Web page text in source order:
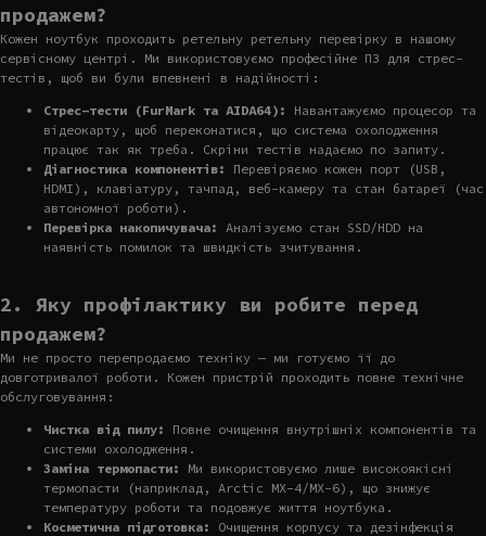
продажем?
Кожен ноутбук проходить ретельну ретельну перевірку в нашому
сервісному центрі. Ми використовуємо професійне ПЗ для стрес-
тестів, щоб ви були впевнені в надійності:
Стрес-тести (FurMark та AIDA64):
Навантажуємо процесор та
відеокарту, щоб переконатися, що система охолодження
працює так як треба. Скріни тестів надаємо по запиту.
Діагностика компонентів:
Перевіряємо кожен порт (USB,
HDMI), клавіатуру, тачпад, веб-камеру та стан батареї (час
автономної роботи).
Перевірка накопичувача:
Аналізуємо стан SSD/HDD на
наявність помилок та швидкість зчитування.
2. Яку профілактику ви робите перед
продажем?
Ми не просто перепродаємо техніку — ми готуємо її до
довготривалої роботи. Кожен пристрій проходить повне технічне
обслуговування:
Чистка від пилу:
Повне очищення внутрішніх компонентів та
системи охолодження.
Заміна термопасти:
Ми використовуємо лише високоякісні
термопасти (наприклад, Arctic MX-4/MX-6), що знижує
температуру роботи та подовжує життя ноутбука.
Косметична підготовка:
Очищення корпусу та дезінфекція